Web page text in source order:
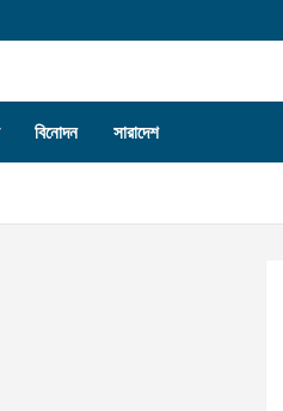
বিনোদন সারাদেশ